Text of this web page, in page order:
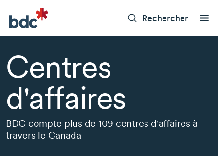
Rechercher
Centres
d'affaires
BDC compte plus de 109 centres d'affaires à
travers le Canada